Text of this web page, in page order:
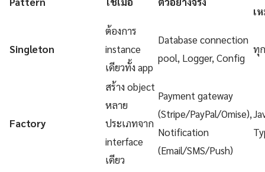
เ
Singleton
ต้องการ
instance
เดียวทั้ง app
Database connection
pool, Logger, Config
ทุ
Factory
สร้าง object
หลาย
ประเภทจาก
interface
เดียว
Payment gateway
(Stripe/PayPal/Omise),
Notification
(Email/SMS/Push)